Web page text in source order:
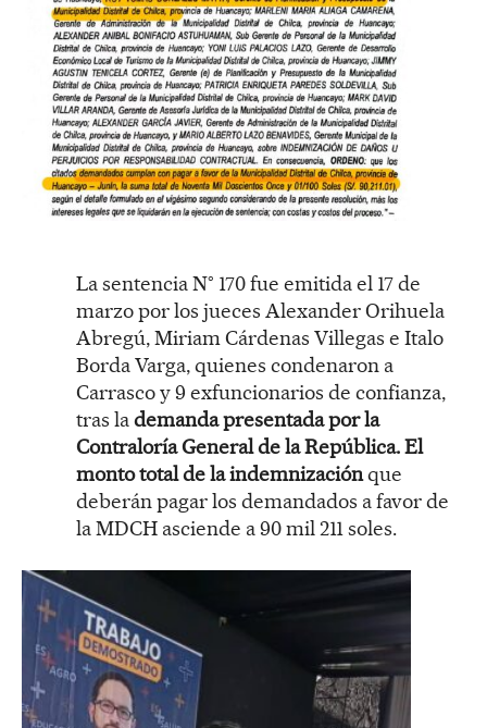
La sentencia N° 170 fue emitida el 17 de
marzo por los jueces Alexander Orihuela
Abregú, Miriam Cárdenas Villegas e Italo
Borda Varga, quienes condenaron a
Carrasco y 9 exfuncionarios de confianza,
tras lademanda presentada por la
Contraloría General de la República. El
monto total de la indemnizaciónque
deberán pagar los demandados a favor de
la MDCH asciende a 90 mil 211 soles.